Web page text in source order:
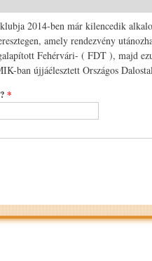
2014-ben már kilencedik
amely rendezvény
Fehérvári- ( FDT ), majd
ban újjáélesztett Országos
*